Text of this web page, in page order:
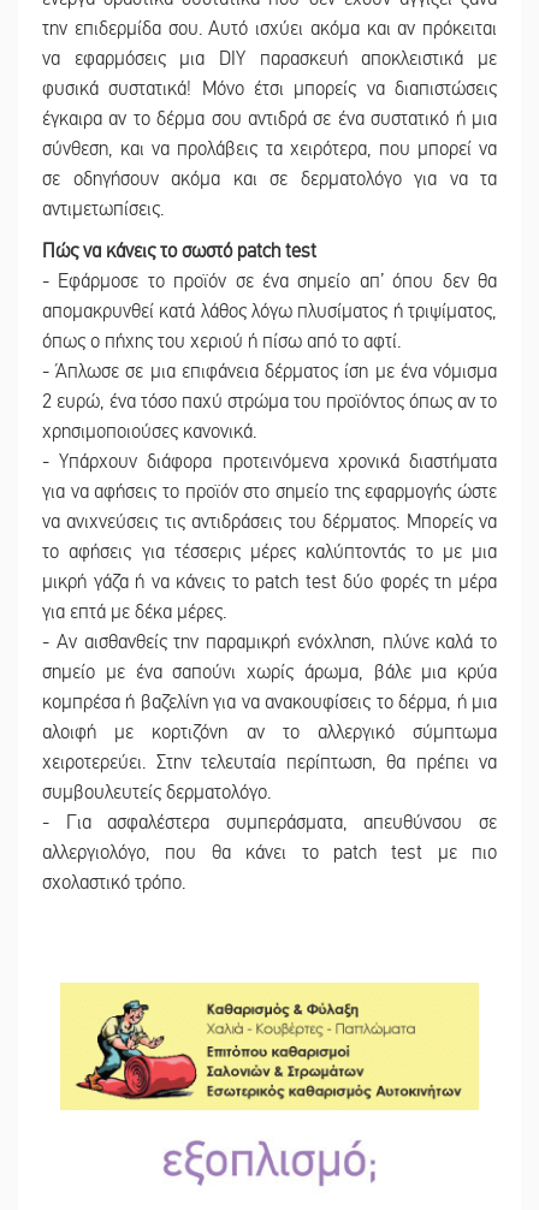
την επιδερμίδα σου. Αυτό ισχύει ακόμα και αν πρόκειται
να εφαρμόσεις μια DIY παρασκευή αποκλειστικά με
φυσικά συστατικά! Μόνο έτσι μπορείς να διαπιστώσεις
έγκαιρα αν το δέρμα σου αντιδρά σε ένα συστατικό ή μια
σύνθεση, και να προλάβεις τα χειρότερα, που μπορεί να
σε οδηγήσουν ακόμα και σε δερματολόγο για να τα
αντιμετωπίσεις.
Πώς να κάνεις το σωστό patch test
- Εφάρμοσε το προϊόν σε ένα σημείο απ’ όπου δεν θα
απομακρυνθεί κατά λάθος λόγω πλυσίματος ή τριψίματος,
όπως ο πήχης του χεριού ή πίσω από το αφτί.
- Άπλωσε σε μια επιφάνεια δέρματος ίση με ένα νόμισμα
2 ευρώ, ένα τόσο παχύ στρώμα του προϊόντος όπως αν το
χρησιμοποιούσες κανονικά.
- Υπάρχουν διάφορα προτεινόμενα χρονικά διαστήματα
για να αφήσεις το προϊόν στο σημείο της εφαρμογής ώστε
να ανιχνεύσεις τις αντιδράσεις του δέρματος. Μπορείς να
το αφήσεις για τέσσερις μέρες καλύπτοντάς το με μια
μικρή γάζα ή να κάνεις το patch test δύο φορές τη μέρα
για επτά με δέκα μέρες.
- Αν αισθανθείς την παραμικρή ενόχληση, πλύνε καλά το
σημείο με ένα σαπούνι χωρίς άρωμα, βάλε μια κρύα
κομπρέσα ή βαζελίνη για να ανακουφίσεις το δέρμα, ή μια
αλοιφή με κορτιζόνη αν το αλλεργικό σύμπτωμα
χειροτερεύει. Στην τελευταία περίπτωση, θα πρέπει να
συμβουλευτείς δερματολόγο.
- Για ασφαλέστερα συμπεράσματα, απευθύνσου σε
αλλεργιολόγο, που θα κάνει το patch test με πιο
σχολαστικό τρόπο.